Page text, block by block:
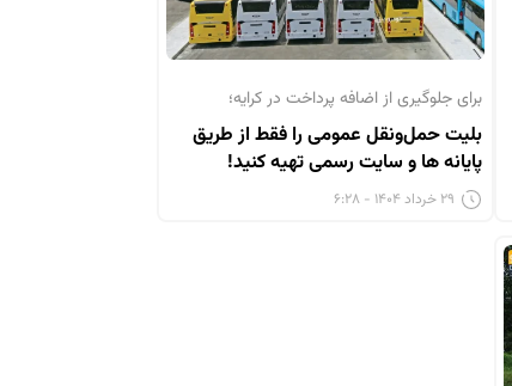
برای جلوگیری از اضافه پرداخت در کرایه؛
بلیت حمل‌ونقل عمومی را فقط از طریق
پایانه ها و سایت رسمی تهیه کنید!
۲۹ خرداد ۱۴۰۴ - ۶:۲۸